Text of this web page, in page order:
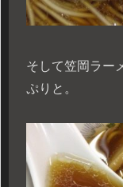
そして笠岡ラー
ぷりと。